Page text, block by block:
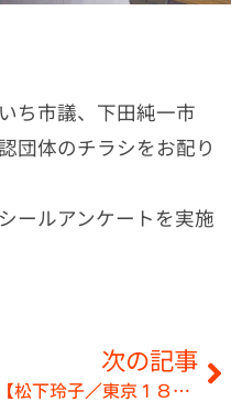
ち市議、下田純一市
団体のチラシをお配り
ールアンケートを実施
次の記事
【松下玲子／東京１８区】７月８日◎吉祥寺駅